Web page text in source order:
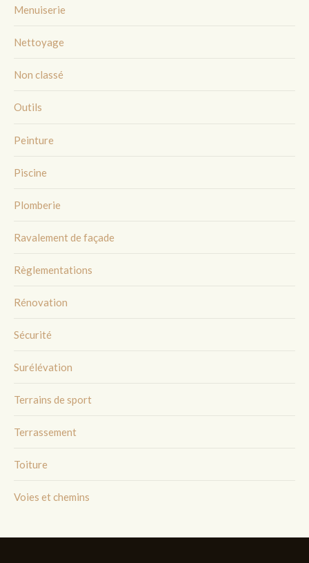
Menuiserie
Nettoyage
Non classé
Outils
Peinture
Piscine
Plomberie
Ravalement de façade
Règlementations
Rénovation
Sécurité
Surélévation
Terrains de sport
Terrassement
Toiture
Voies et chemins